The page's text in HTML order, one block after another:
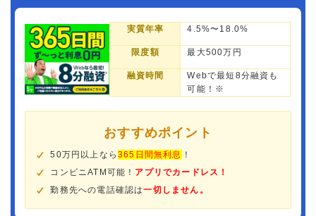
実質年率 4.5%〜18.0%
限度額 最大500万円
融資時間
Webで最短8分融資も
可能！※
おすすめポイント
50万円以上なら365日間無利息 ！
コンビニATM可能！ アプリでカードレス！
勤務先への電話確認は一切しません。